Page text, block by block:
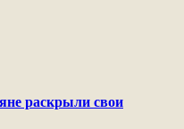
раскрыли свои